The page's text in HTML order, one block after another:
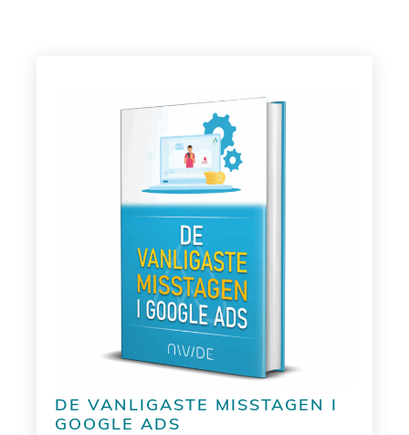
DE VANLIGASTE MISSTAGEN I
GOOGLE ADS